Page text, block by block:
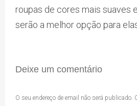
roupas de cores mais suaves
serão a melhor opção para
Deixe um comentário
O seu endereço de email não será publicado.